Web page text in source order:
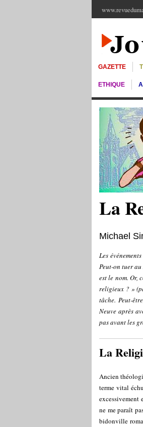
GAZETTE
ETHIQUE
La
Michael
Les
Peut-on tuer
est le nom. Or,
religieux ? »
tâche. Peut-
Neuve après
pas avant les
La
Ancien
terme vital
excessivement
ne me paraît
bidonville